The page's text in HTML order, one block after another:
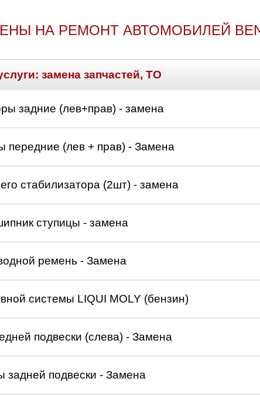
НА РЕМОНТ АВТОМОБИЛЕЙ
замена запчастей, ТО
задние (лев+прав) - замена
передние (лев + прав) - Замена
стабилизатора (2шт) - замена
ступицы - замена
ремень - Замена
системы LIQUI MOLY (бензин)
подвески (слева) - Замена
задней подвески - Замена